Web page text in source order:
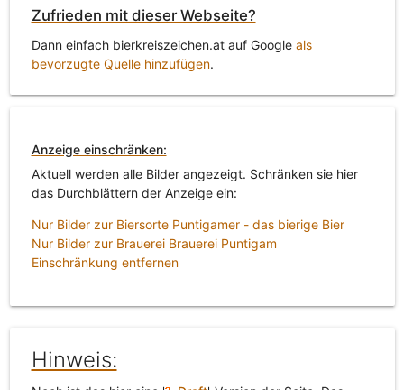
Zufrieden mit dieser Webseite?
Dann einfach bierkreiszeichen.at auf Google als
bevorzugte Quelle hinzufügen.
Anzeige einschränken:
Aktuell werden alle Bilder angezeigt. Schränken sie hier
das Durchblättern der Anzeige ein:
Nur Bilder zur Biersorte Puntigamer - das bierige Bier
Nur Bilder zur Brauerei Brauerei Puntigam
Einschränkung entfernen
Hinweis: